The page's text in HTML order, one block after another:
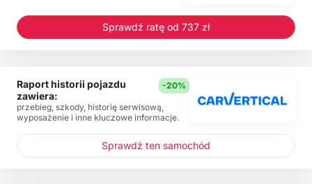
Sprawdź ratę od 737 zł
Raport historii pojazdu
zawiera:
-20%
przebieg, szkody, historię serwisową,
wyposażenie i inne kluczowe informacje.
Sprawdź ten samochód